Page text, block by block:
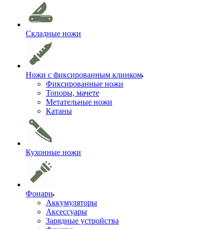
Складные ножи
Ножи с фиксированным клинком
Фиксированные ножи
Топоры, мачете
Метательные ножи
Катаны
Кухонные ножи
Фонари
Аккумуляторы
Аксессуары
Зарядные устройства